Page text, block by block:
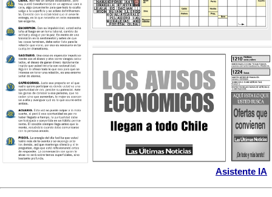
Asistente IA